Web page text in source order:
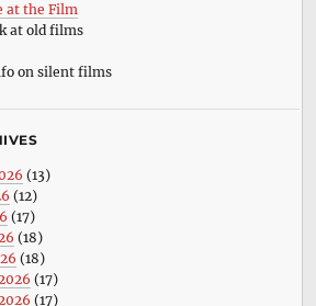
at the Film
at old films
on silent films
(13)
(12)
(17)
(18)
(18)
(17)
(17)